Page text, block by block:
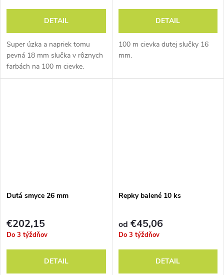
DETAIL
Super úzka a napriek tomu
pevná 18 mm slučka v rôznych
farbách na 100 m cievke.
DETAIL
100 m cievka dutej slučky 16
mm.
Dutá smyce 26 mm
€202,15
Do 3 týždňov
DETAIL
Repky balené 10 ks
od €45,06
Do 3 týždňov
DETAIL